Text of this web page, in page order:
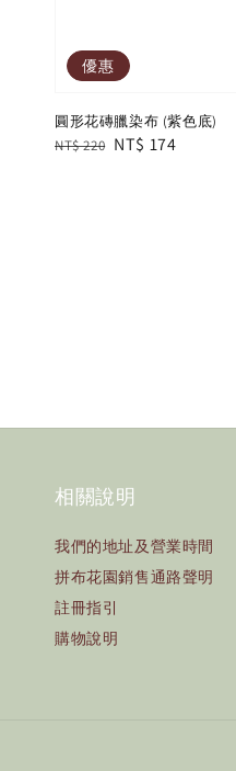
優惠
圓形花磚臘染布 (紫色底)
Regular
NT$ 220 Sale
NT$ 174
相關說明
我們的地址及營業時間
拼布花園銷售通路聲明
註冊指引
購物說明